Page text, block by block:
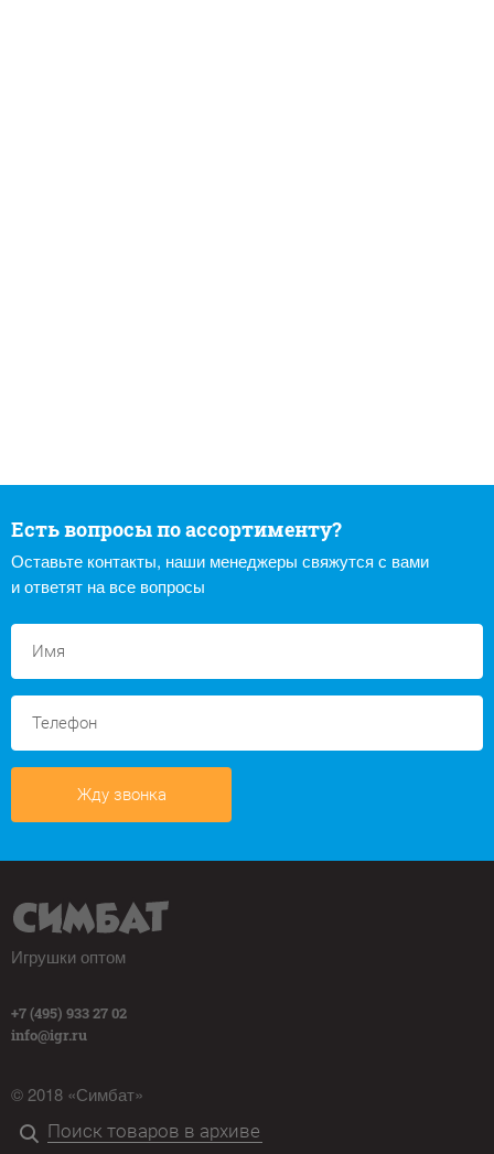
Есть вопросы по ассортименту?
Оставьте контакты, наши менеджеры свяжутся с вами
и ответят на все вопросы
Жду звонка
Игрушки оптом
+7 (495) 933 27 02
info@igr.ru
© 2018 «Симбат»